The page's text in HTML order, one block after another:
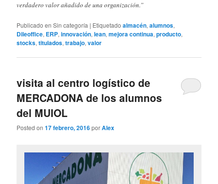
verdadero valor añadido de una organización.”
Publicado en Sin categoría | Etiquetado almacén,alumnos,
Dileoffice, ERP,innovación,lean,mejora continua,producto,
stocks,titulados,trabajo,valor
visita al centro logístico de
MERCADONA de los alumnos
del MUIOL
Posted on17 febrero, 2016porAlex